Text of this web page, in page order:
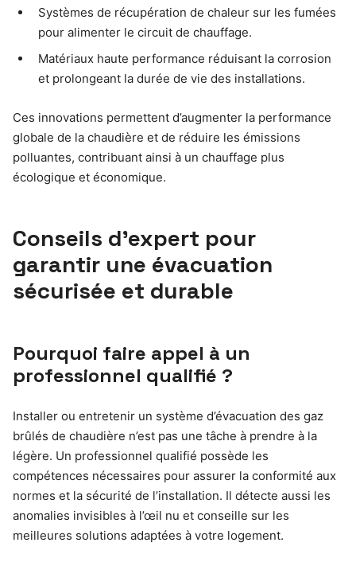
Systèmes de récupération de chaleur sur les fumées
pour alimenter le circuit de chauffage.
Matériaux haute performance réduisant la corrosion
et prolongeant la durée de vie des installations.
Ces innovations permettent d’augmenter la performance
globale de la chaudière et de réduire les émissions
polluantes, contribuant ainsi à un chauffage plus
écologique et économique.
Conseils d’expert pour
garantir une évacuation
sécurisée et durable
Pourquoi faire appel à un
professionnel qualifié ?
Installer ou entretenir un système d’évacuation des gaz
brûlés de chaudière n’est pas une tâche à prendre à la
légère. Un professionnel qualifié possède les
compétences nécessaires pour assurer la conformité aux
normes et la sécurité de l’installation. Il détecte aussi les
anomalies invisibles à l’œil nu et conseille sur les
meilleures solutions adaptées à votre logement.